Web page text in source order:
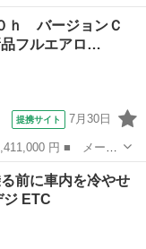
： ＣＴ２００
１６インチＡＷ・シ
ｈ バージョンＣ
フルエアロ…
提携サイト 7月30日
名： ＣＴ２００
ルエアロ・ＬＥＤブ
前に車内を冷やせ
ETC